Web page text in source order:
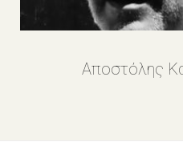
Αποστόλης